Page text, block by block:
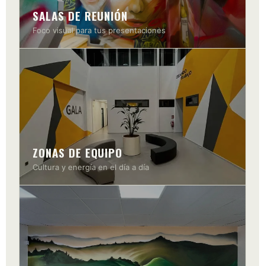
SALAS DE REUNIÓN
Foco visual para tus presentaciones
ZONAS DE EQUIPO
Cultura y energía en el día a día